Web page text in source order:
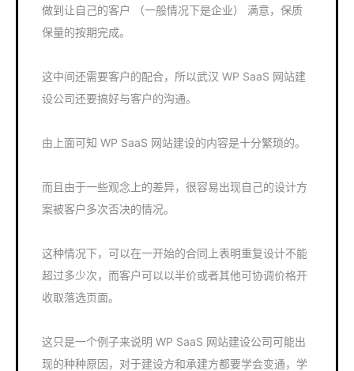
做到让自己的客户 （一般情况下是企业） 满意，保质
保量的按期完成。
这中间还需要客户的配合，所以武汉 WP SaaS 网站建
设公司还要搞好与客户的沟通。
由上面可知 WP SaaS 网站建设的内容是十分繁琐的。
而且由于一些观念上的差异，很容易出现自己的设计方
案被客户多次否决的情况。
这种情况下，可以在一开始的合同上表明重复设计不能
超过多少次，而客户可以以半价或者其他可协调价格开
收取落选页面。
这只是一个例子来说明 WP SaaS 网站建设公司可能出
现的种种原因，对于建设方和承建方都要学会变通，学